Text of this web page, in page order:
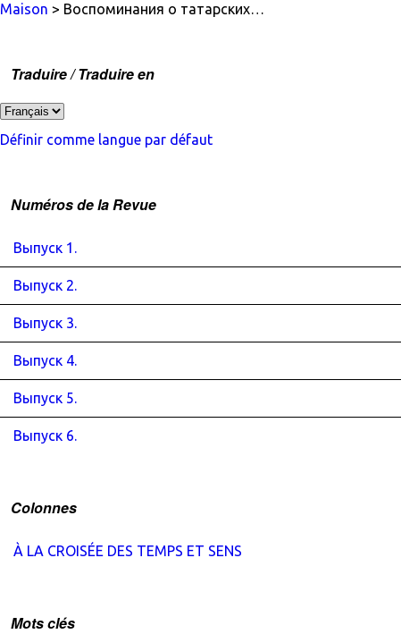
Maison > Воспоминания о татарских…
Traduire / Traduire en
Définir comme langue par défaut
Numéros de la Revue
Выпуск 1.
Выпуск 2.
Выпуск 3.
Выпуск 4.
Выпуск 5.
Выпуск 6.
Colonnes
À LA CROISÉE DES TEMPS ET SENS
Mots clés